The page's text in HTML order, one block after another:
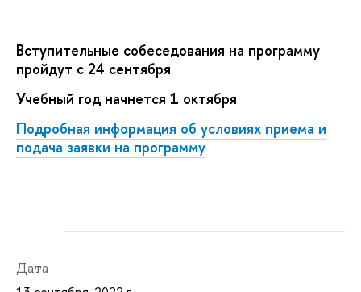
Вступительные собеседования на программу
пройдут с 24 сентября
Учебный год начнется 1 октября
Подробная информация об условиях приема и
подача заявки на программу
Дата